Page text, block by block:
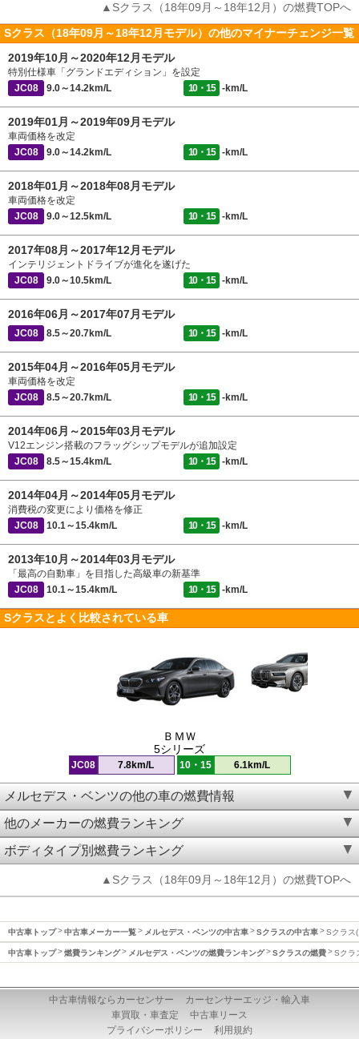
▲Sクラス（18年09月～18年12月）の燃費TOPへ
Sクラス（18年09月～18年12月モデル）の他のマイナーチェンジ一覧
2019年10月～2020年12月モデル
特別仕様車「グランドエディション」を設定
JC08
9.0～14.2km/L 10・15 -km/L
2019年01月～2019年09月モデル
車両価格を改定
JC08
9.0～14.2km/L 10・15 -km/L
2018年01月～2018年08月モデル
車両価格を改定
JC08
9.0～12.5km/L 10・15 -km/L
2017年08月～2017年12月モデル
インテリジェントドライブが進化を遂げた
JC08
9.0～10.5km/L 10・15 -km/L
2016年06月～2017年07月モデル
JC08 8.5～20.7km/L 10・15 -km/L
2015年04月～2016年05月モデル
車両価格を改定
JC08
8.5～20.7km/L 10・15 -km/L
2014年06月～2015年03月モデル
V12エンジン搭載のフラッグシップモデルが追加設定
JC08
8.5～15.4km/L 10・15 -km/L
2014年04月～2014年05月モデル
消費税の変更により価格を修正
JC08
10.1～15.4km/L 10・15 -km/L
2013年10月～2014年03月モデル
「最高の自動車」を目指した高級車の新基準
JC08
10.1～15.4km/L 10・15 -km/L
Sクラスとよく比較されている車
ＢＭＷ
5シリーズ
JC08 7.8km/L 10・15 6.1km/L
メルセデス・ベンツの他の車の燃費情報
他のメーカーの燃費ランキング
ボディタイプ別燃費ランキング
▲Sクラス（18年09月～18年12月）の燃費TOPへ
中古車トップ 中古車メーカー一覧 メルセデス・ベンツの中古車 Sクラスの中古車 Sクラス
中古車トップ 燃費ランキング メルセデス・ベンツの燃費ランキング Sクラスの燃費 Sクラ
中古車情報ならカーセンサー
カーセンサーエッジ・輸入車
車買取・車査定
中古車リース
プライバシーポリシー
利用規約